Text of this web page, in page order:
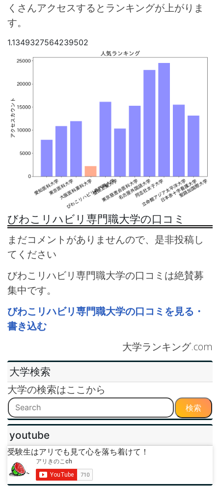
くさんアクセスするとランキングが上がりま
す。
1.1349327564239502
びわこリハビリ専門職大学の口コミ
まだコメントがありませんので、是非投稿し
てください
びわこリハビリ専門職大学の口コミは絶賛募
集中です。
びわこリハビリ専門職大学の口コミを見る・
書き込む
大学ランキング.com
大学検索
大学の検索はここから
検索
youtube
受験生はアリでも見て心を落ち着けて！